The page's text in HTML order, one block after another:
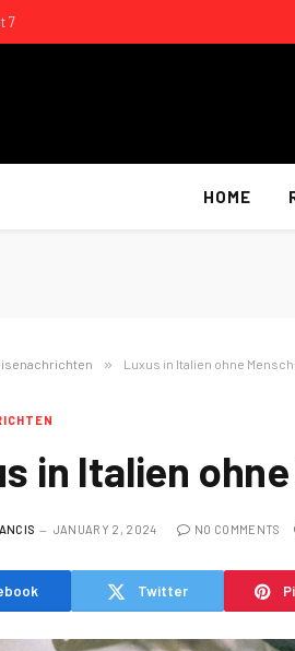
7
HOME
» Luxus in Italien ohne
in Italien
JANUARY 2, 2024 NO COMMENTS
Twitter